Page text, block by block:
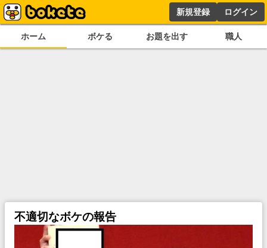
新規登録 ログイン
ホーム ボケる お題を出す 職人
不適切なボケの報告